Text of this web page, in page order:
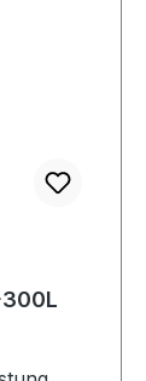
FBL27 D+300L